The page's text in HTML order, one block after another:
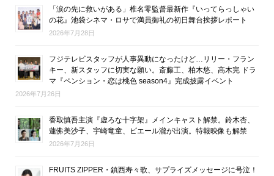
「涙の先に救いがある」椎名零監督最新作『いってらっしゃい
の花』池袋シネマ・ロサで満員御礼の初日舞台挨拶レポート
2026年7月28日
フジテレビスタッフが人事異動になったけど…リリー・フラン
キー、新スタッフに切実な願い。斎藤工、柏木悠、高木完 ドラ
マ『ペンション・恋は桃色 season4』完成披露イベント
2026年7月26日
香取慎吾主演『虚ろな十字架』メインキャスト解禁。鈴木杏、
蓮佛美沙子、宇崎竜童、ピエール瀧が出演。特報映像も解禁
2026年7月26日
FRUITS ZIPPER・鎮西寿々歌、サプライズメッセージに号泣！